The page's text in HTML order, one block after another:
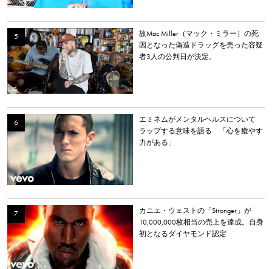
故Mac Miller（マック・ミラー）の死
因となった偽造ドラッグを売った容疑
者3人の公判日が決定。
エミネムがメンタルヘルスについて
ラップする意味を語る 「心を癒やす
力がある」
カニエ・ウェストの「Stronger」が
10,000,000枚相当の売上を達成。自身
初となるダイヤモンド認定